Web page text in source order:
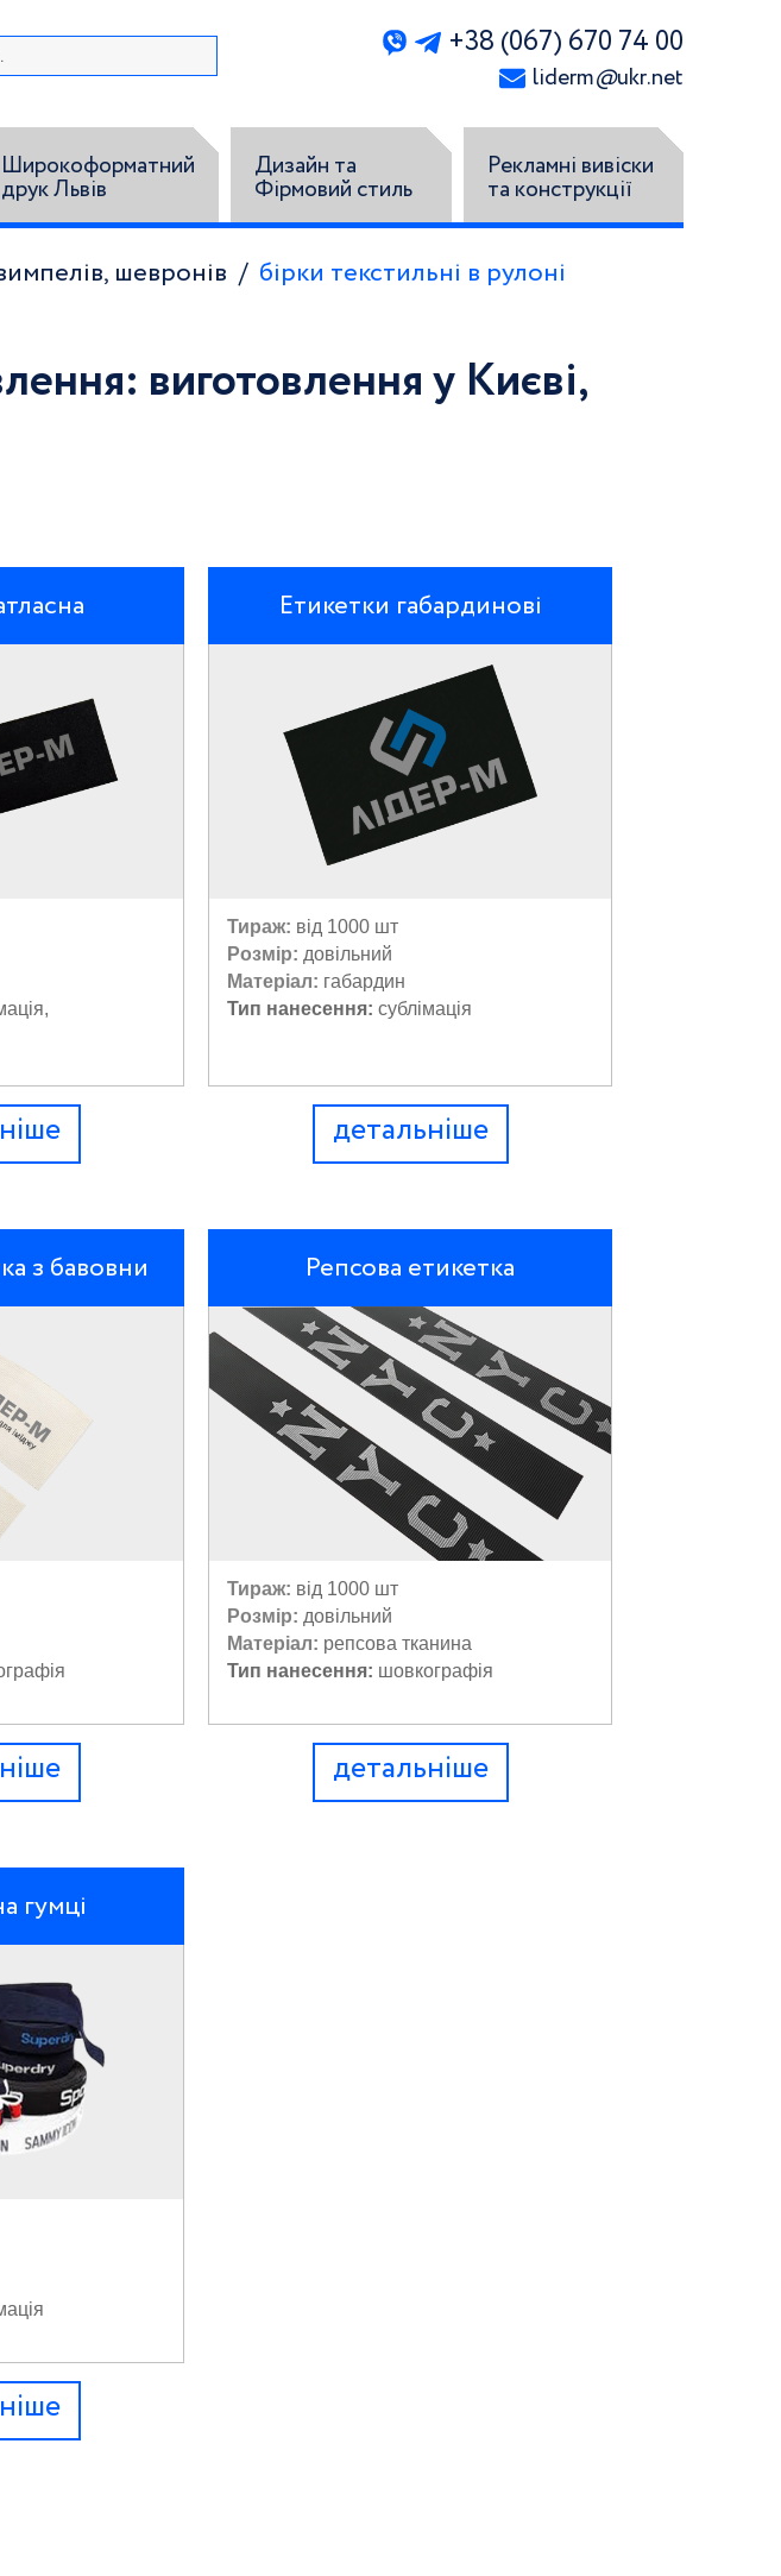
+38 (067) 670 74 00
liderm@ukr.net
Широкоформатний
друк Львів
Дизайн та
Фірмовий стиль
Рекламні вивіски
та конструкції
шевронів бірки текстильні в рулоні
виготовлення у Києві,
Етикетки габардинові
Тираж: від 1000 шт
Розмір: довільний
Матеріал: габардин
Тип нанесення: сублімація
детальніше
з бавовни Репсова етикетка
Тираж: від 1000 шт
Розмір: довільний
Матеріал: репсова тканина
Тип нанесення: шовкографія
детальніше
гумці